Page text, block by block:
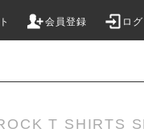
会員登録 ロ
T SHIRTS